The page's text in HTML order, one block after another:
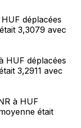
déplacées
3,3079 avec
HUF déplacées
3,2911 avec
à HUF
était